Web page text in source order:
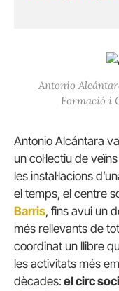
Antonio
Formació i
Antonio Alcántara
un col·lectiu de
les instal·lacions
el temps, el centre
Barris, fins avui un
més rellevants de
coordinat un llibre
les activitats més
dècades: el circ